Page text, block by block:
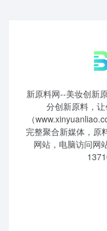
新原料网--美妆创新
分创新原料，
（
完整聚合新媒体，原
网站，电脑访问网